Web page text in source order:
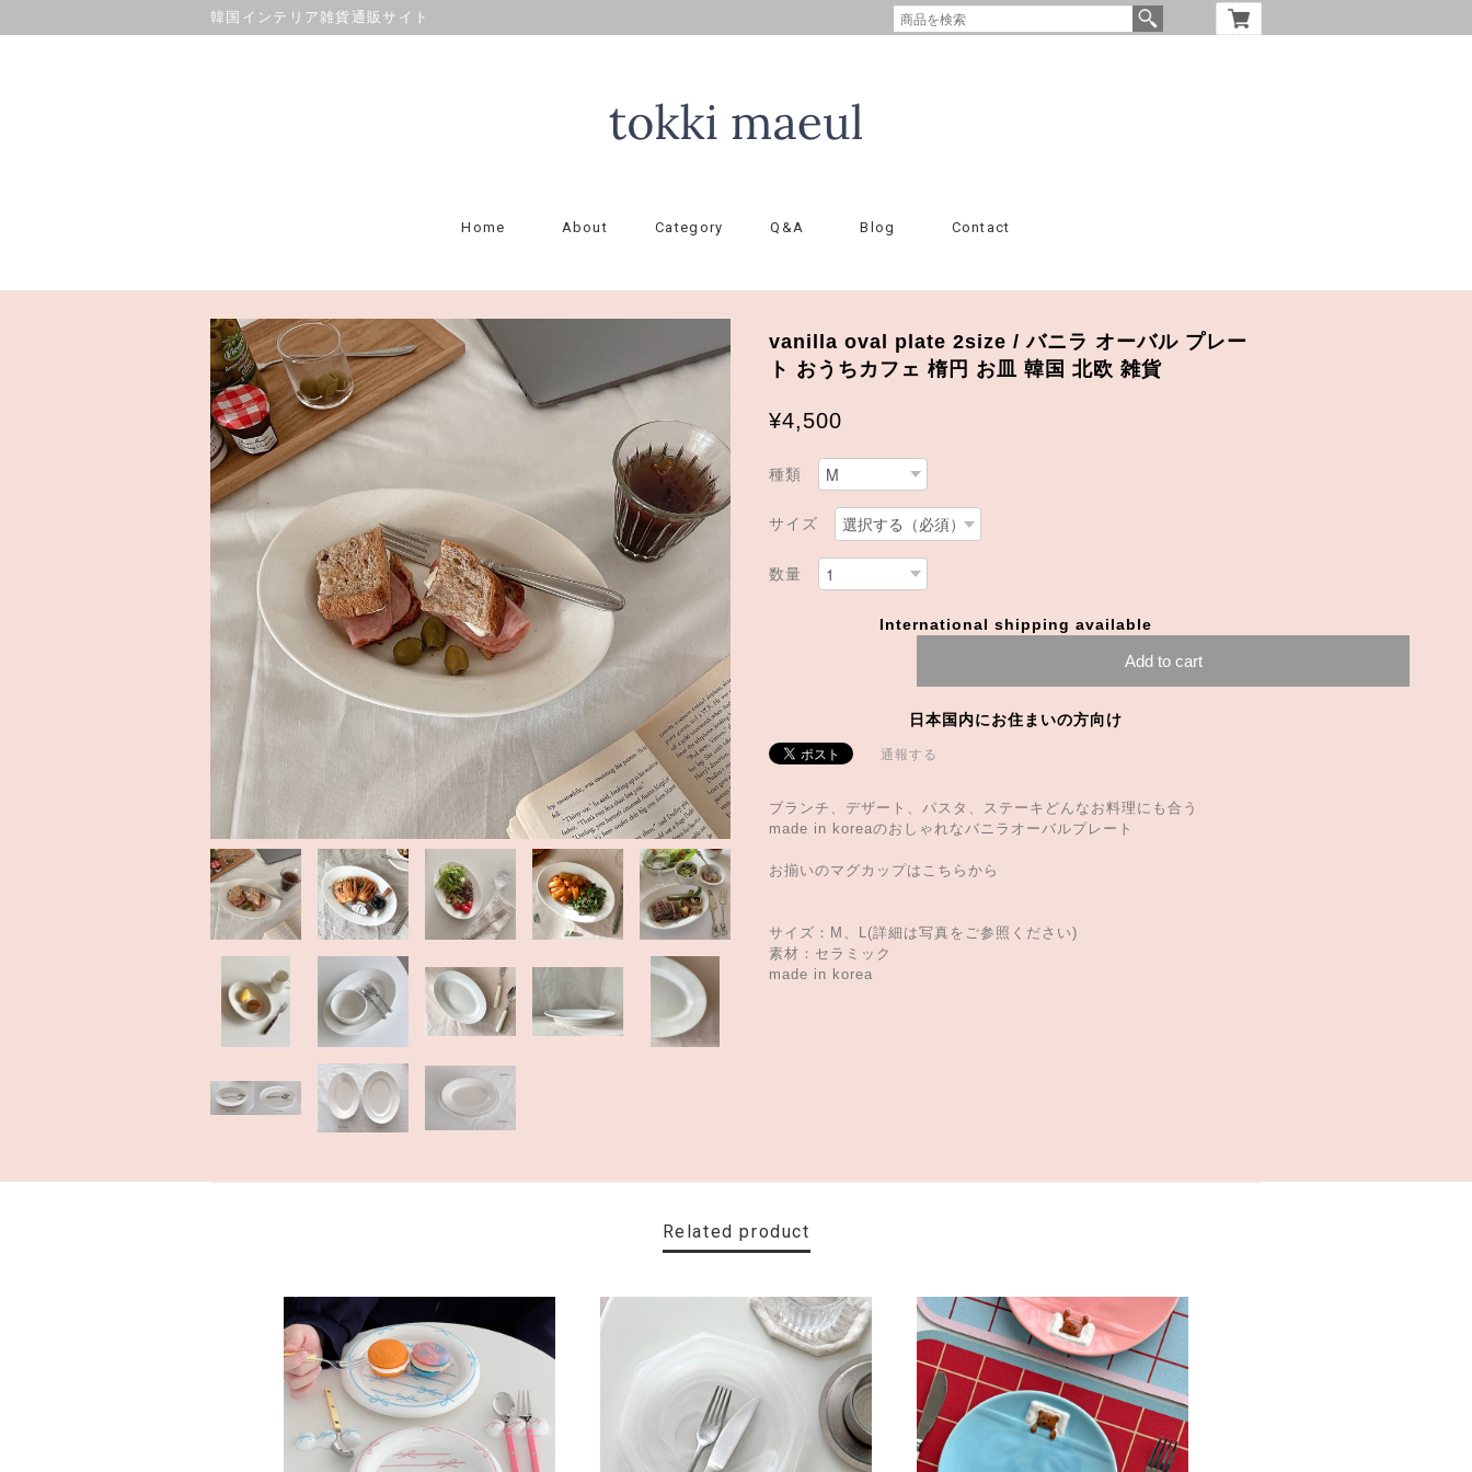
韓国インテリア雑貨通販サイト
Home About Category Q&A Blog Contact
vanilla oval plate 2size / バニラ オーバル プレー
ト おうちカフェ 楕円 お皿 韓国 北欧 雑貨
¥4,500
種類
サイズ
数量
International shipping available
Add to cart
日本国内にお住まいの方向け
通報する
ブランチ、デザート、パスタ、ステーキどんなお料理にも合う
made in koreaのおしゃれなバニラオーバルプレート
お揃いのマグカップはこちらから
サイズ：M、L(詳細は写真をご参照ください)
素材：セラミック
made in korea
Related product